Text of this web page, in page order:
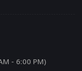
- 6:00 PM)